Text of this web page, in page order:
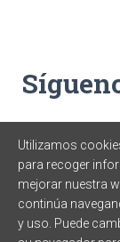
Utilizamos
para recoger
mejorar nuestra
continúa
y uso. Puede